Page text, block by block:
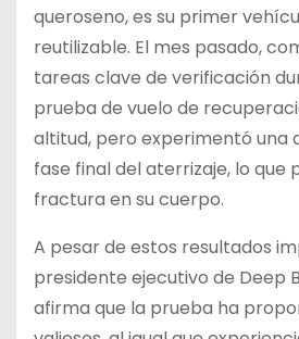
queroseno, es su primer
reutilizable. El mes pasado,
tareas clave de verificación
prueba de vuelo de
altitud, pero experimentó una
fase final del aterrizaje, lo que
fractura en su cuerpo.
A pesar de estos resultados
presidente ejecutivo de Deep
afirma que la prueba ha